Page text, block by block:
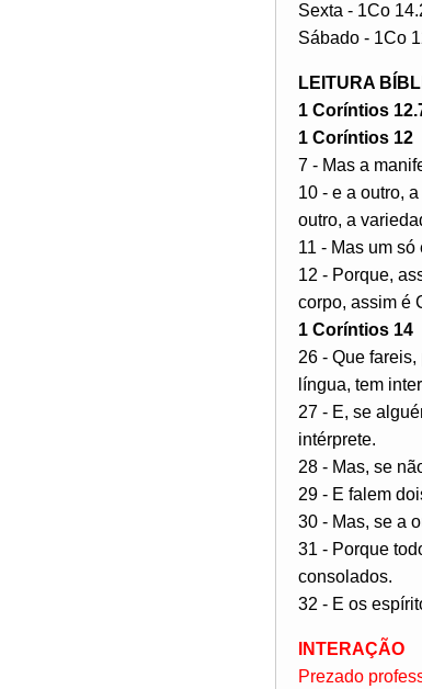
Sexta - 1Co
Sábado - 1Co
LEITURA
1 Coríntios
1 Coríntios 12
7 - Mas a
10 - e a outro,
outro, a
11 - Mas um
12 - Porque,
corpo, assim é
1 Coríntios 14
26 - Que
língua, tem
27 - E, se
intérprete.
28 - Mas, se
29 - E falem
30 - Mas, se a
31 - Porque
consolados.
32 - E os
INTERAÇÃO
Prezado